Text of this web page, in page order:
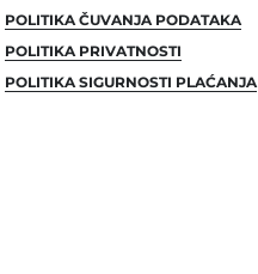
POLITIKA ČUVANJA PODATAKA
POLITIKA PRIVATNOSTI
POLITIKA SIGURNOSTI PLAĆANJA